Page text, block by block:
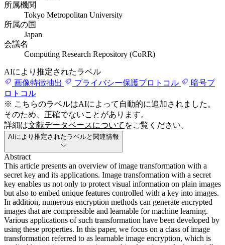
所属機関
Tokyo Metropolitan University
所属の国
Japan
会議名
Computing Research Repository (CoRR)
AIにより推定されたラベル
画像特徴抽出
プライバシー保護プロトコル
暗号プ
ロトコル
※ こちらのラベルはAIによって自動的に追加されました。
そのため、正確でないことがあります。
詳細は文献データベースについて をご覧ください。
AIにより推定されたラベルと関連情報
Abstract
This article presents an overview of image transformation with a
secret key and its applications. Image transformation with a secret
key enables us not only to protect visual information on plain images
but also to embed unique features controlled with a key into images.
In addition, numerous encryption methods can generate encrypted
images that are compressible and learnable for machine learning.
Various applications of such transformation have been developed by
using these properties. In this paper, we focus on a class of image
transformation referred to as learnable image encryption, which is